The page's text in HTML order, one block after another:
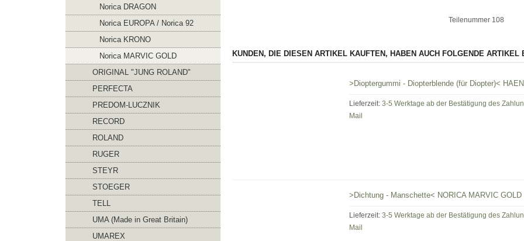
Teilenummer 108
KUNDEN, DIE DIESEN ARTIKEL KAUFTEN, HABEN AUCH FOLGENDE ARTIKEL
>Dioptergummi - Diopterblende (für Diopter)<
Lieferzeit:3-5 Werktage ab der Bestätigung des
Mail
>Dichtung - Manschette< NORICA MARVIC GOLD
Lieferzeit:3-5 Werktage ab der Bestätigung des
Mail
Norica DRAGON
Norica EUROPA / Norica 92
Norica KRONO
Norica MARVIC GOLD
ORIGINAL "JUNG ROLAND"
PERFECTA
PREDOM-LUCZNIK
RECORD
ROLAND
RUGER
STEYR
STOEGER
TELL
UMA (Made in Great Britain)
UMAREX